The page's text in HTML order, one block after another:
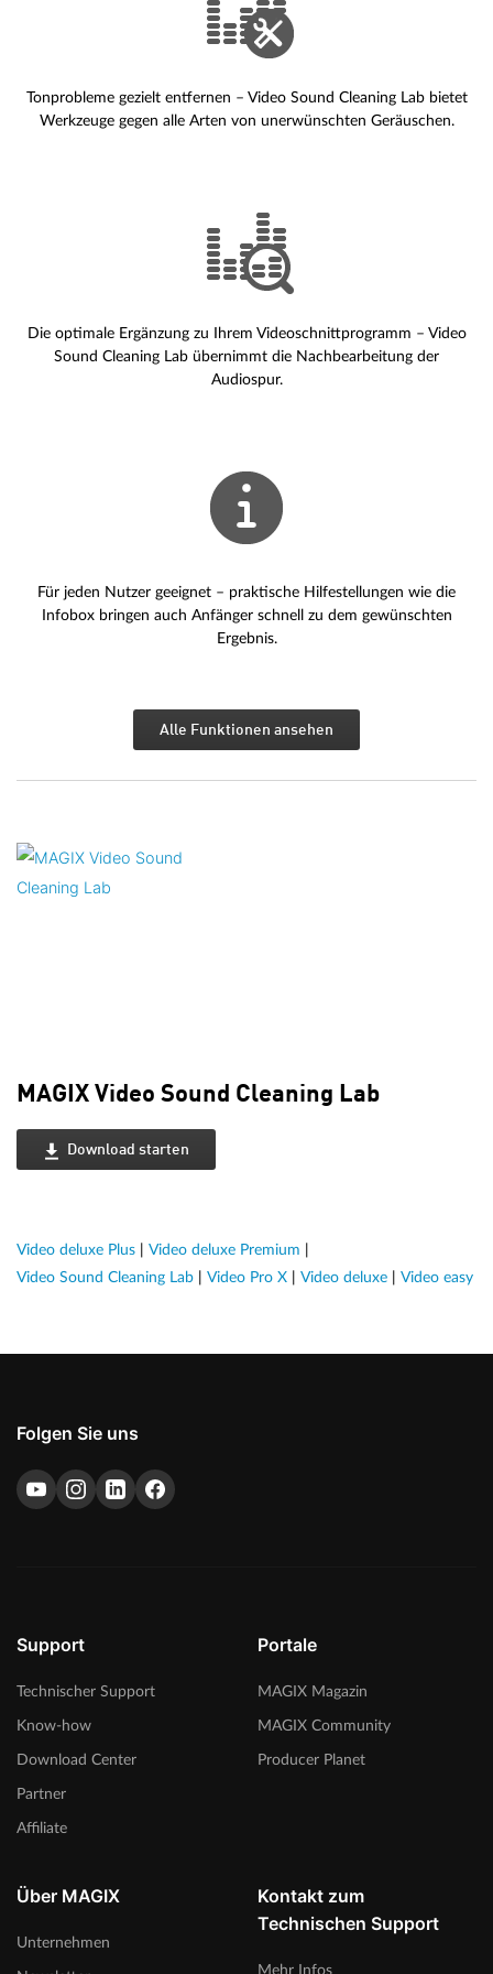
Tonprobleme gezielt entfernen – Video Sound Cleaning Lab bietet
Werkzeuge gegen alle Arten von unerwünschten Geräuschen.
Die optimale Ergänzung zu Ihrem Videoschnittprogramm – Video
Sound Cleaning Lab übernimmt die Nachbearbeitung der
Audiospur.
Für jeden Nutzer geeignet – praktische Hilfestellungen wie die
Infobox bringen auch Anfänger schnell zu dem gewünschten
Ergebnis.
Alle Funktionen ansehen
MAGIX Video Sound Cleaning Lab
Download starten
Video deluxe Plus Video deluxe Premium
Video Sound Cleaning Lab
Video Pro X Video deluxe Video easy
Folgen Sie uns
Support
Technischer Support
Know-how
Download Center
Partner
Affiliate
Portale
MAGIX Magazin
MAGIX Community
Producer Planet
Über MAGIX
Unternehmen
Kontakt zum
Technischen Support
Mehr Infos